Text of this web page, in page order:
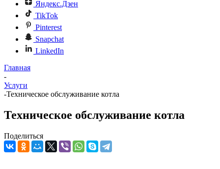
Яндекс.Дзен
TikTok
Pinterest
Snapchat
LinkedIn
Главная
-
Услуги
-Техническое обслуживание котла
Техническое обслуживание котла
Поделиться